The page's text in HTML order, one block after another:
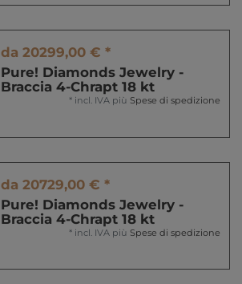
da 20299,00 € *
Pure! Diamonds Jewelry -
Braccia 4-Chrapt 18 kt
* incl. IVA più Spese di spedizione
da 20729,00 € *
Pure! Diamonds Jewelry -
Braccia 4-Chrapt 18 kt
* incl. IVA più Spese di spedizione